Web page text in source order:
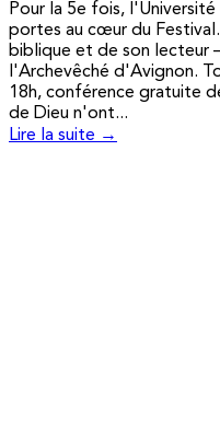
Pour la 5e fois,
portes au cœur du
biblique et de son lecteur
l'Archevêché d'Avignon.
18h, conférence gratuite
de Dieu n'ont...
Lire la suite →